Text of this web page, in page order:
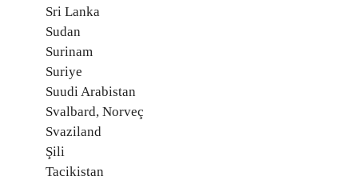
Sri Lanka
Sudan
Surinam
Suriye
Suudi Arabistan
Svalbard, Norveç
Svaziland
Şili
Tacikistan